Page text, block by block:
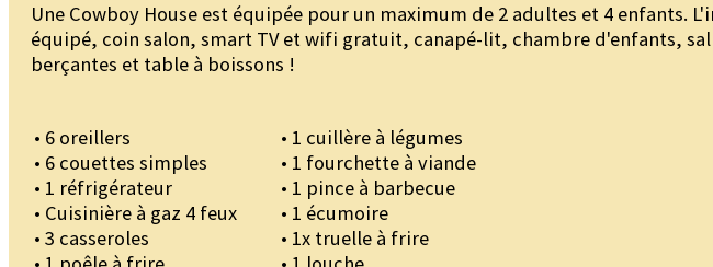
Une Cowboy House est équipée pour un maximum de 2 adultes et 4
équipé, coin salon, smart TV et wifi gratuit, canapé-lit, chambre d'enfants,
berçantes et table à boissons !
• 6 oreillers
• 6 couettes simples
• 1 réfrigérateur
• Cuisinière à gaz 4 feux
• 3 casseroles
• 1 cuillère à légumes
• 1 fourchette à viande
• 1 pince à barbecue
• 1 écumoire
• 1x truelle à frire